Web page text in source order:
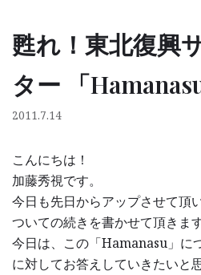
コ
テ
ス
キ
ッ
プ
甦れ！東北復興
ター 「
2011.7.14
こんにちは！
加藤秀視です。
今日も先日からアップさせて頂
ついての続きを書かせて頂きます
今日は、この「Hamanasu」に
に対してお答えしていきたいと